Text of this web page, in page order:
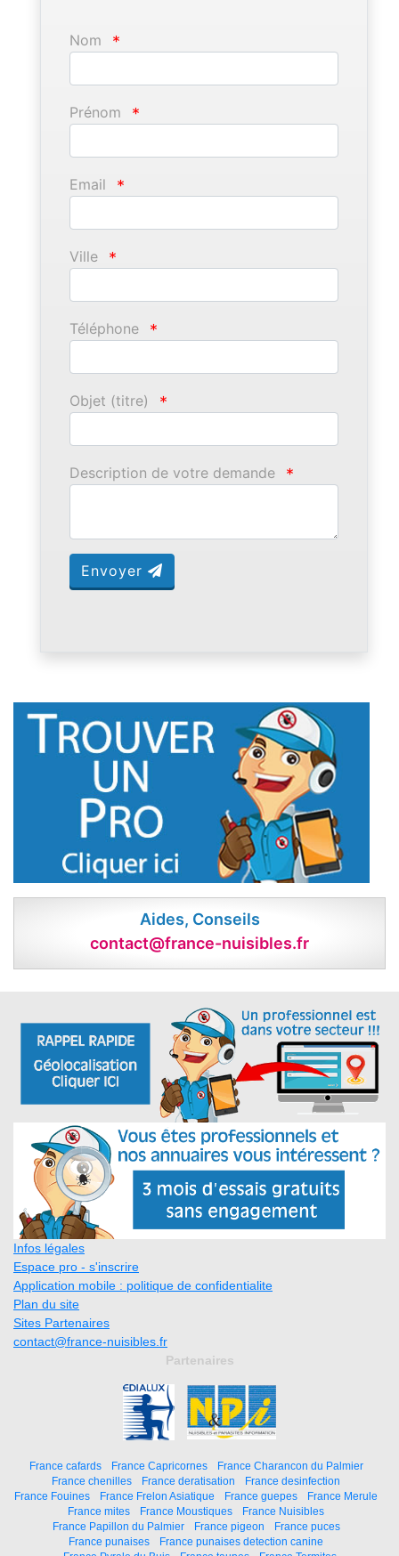
Nom *
Prénom *
Email *
Ville *
Téléphone *
Objet (titre) *
Description de votre demande *
Envoyer
Aides, Conseils
contact@france-nuisibles.fr
Infos légales
Espace pro - s'inscrire
Application mobile : politique de confidentialite
Plan du site
Sites Partenaires
contact@france-nuisibles.fr
Partenaires
France cafards France Capricornes
France Charancon du Palmier
France chenilles
France deratisation
France desinfection
France Fouines
France Frelon Asiatique France guepes
France Merule
France mites
France Moustiques
France Nuisibles
France Papillon du Palmier
France pigeon
France puces
France punaises
France punaises detection canine